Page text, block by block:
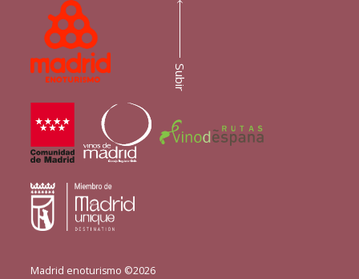
Madrid enoturismo ©2026
Subir